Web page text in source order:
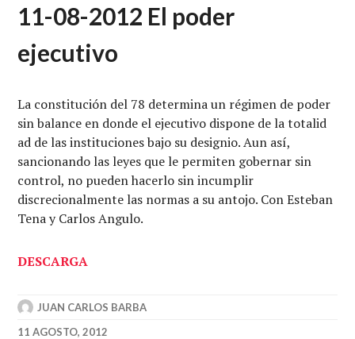
11-08-2012 El poder
ejecutivo
La constitución del 78 determina un régimen de poder
sin balance en donde el ejecutivo dispone de la totalid
ad de las instituciones bajo su designio. Aun así,
sancionando las leyes que le permiten gobernar sin
control, no pueden hacerlo sin incumplir
discrecionalmente las normas a su antojo. Con Esteban
Tena y Carlos Angulo.
DESCARGA
JUAN CARLOS BARBA
11 AGOSTO, 2012